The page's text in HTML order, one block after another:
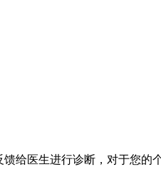
给医生进行诊断，对于您的